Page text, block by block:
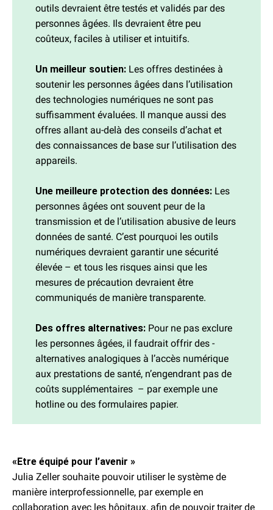
outils devraient être testés et validés par des
personnes âgées. Ils devraient être peu
coûteux, faciles à utiliser et intuitifs.
Un meilleur soutien: Les offres destinées à
soutenir les personnes âgées dans l’utilisation
des technologies numériques ne sont pas
suffisamment évaluées. Il manque aussi des
offres allant au-delà des conseils d’achat et
des connaissances de base sur l’utilisation des
appareils.
Une meilleure protection des données: Les
personnes âgées ont souvent peur de la
transmission et de l’utilisation abusive de leurs
données de santé. C’est pourquoi les outils
numériques devraient garantir une sécurité
élevée – et tous les risques ainsi que les
mesures de précaution devraient être
communiqués de manière transparente.
Des offres alternatives: Pour ne pas exclure
les personnes âgées, il faudrait offrir des ­
alternatives analogiques à l’accès numérique
aux prestations de santé, n’engendrant pas de
coûts supplémentaires – par exemple une
hotline ou des formulaires papier.
«Etre équipé pour l’avenir »
Julia Zeller souhaite pouvoir utiliser le système de
manière interprofessionnelle, par exemple en
collaboration avec les hôpitaux, afin de pouvoir traiter de